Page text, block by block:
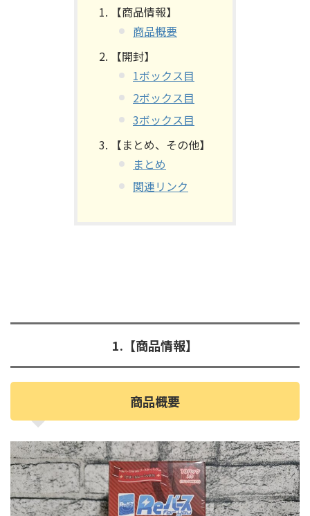
【商品情報】
商品概要
【開封】
1ボックス目
2ボックス目
3ボックス目
【まとめ、その他】
まとめ
関連リンク
1.【商品情報】
商品概要